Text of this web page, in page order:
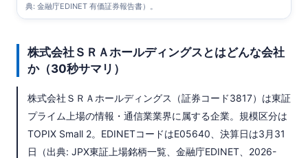
典: 金融庁EDINET 有価証券報告書）。
株式会社ＳＲＡホールディングスとはどんな会社
か（30秒サマリ）
株式会社ＳＲＡホールディングス（証券コード3817）は東証
プライム上場の情報・通信業業界に属する企業。規模区分は
TOPIX Small 2。EDINETコードはE05640、決算日は3月31
日（出典: JPX東証上場銘柄一覧、金融庁EDINET、2026-